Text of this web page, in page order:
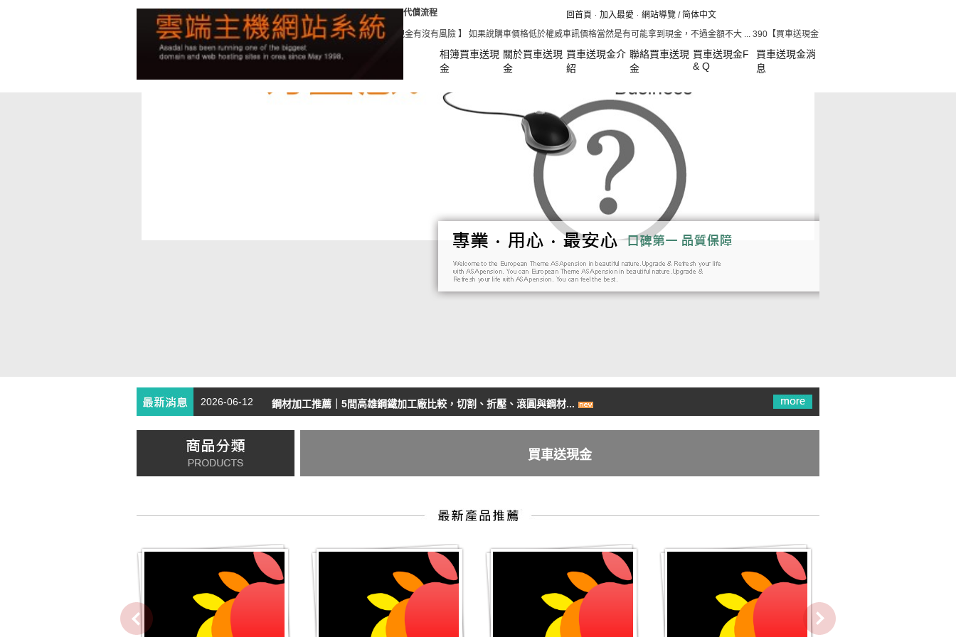
回首頁 加入最愛 網站導覽 /简体中文
代償流程
買車送現金-中信貸款【買車辦貸款可以拿現金有沒有風險 】 如果說購車價格低於權威車訊價格當然是有可能拿到現金，不過金額不大 ... 390【買車送現金】買車免頭款，貸款成功退你
相簿買車送現
金
關於買車送現
金
買車送現金介
紹
聯絡買車送現
金
買車送現金F
& Q
買車送現金消
息
2026-06-12 鋼材加工推薦｜5間高雄鋼鐵加工廠比較，切割、折壓、滾圓與鋼材...
買車送現金